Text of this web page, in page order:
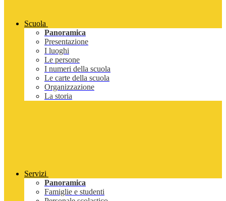
Scuola
Panoramica
Presentazione
I luoghi
Le persone
I numeri della scuola
Le carte della scuola
Organizzazione
La storia
Servizi
Panoramica
Famiglie e studenti